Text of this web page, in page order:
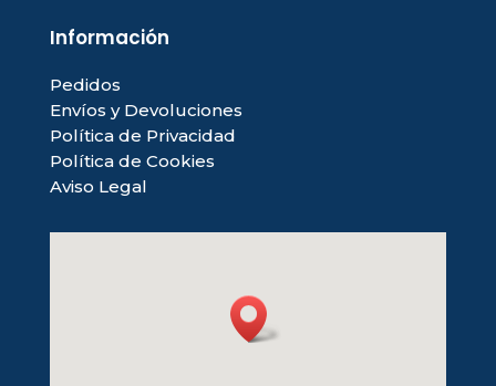
Información
Pedidos
Envíos y Devoluciones
Política de Privacidad
Política de Cookies
Aviso Legal